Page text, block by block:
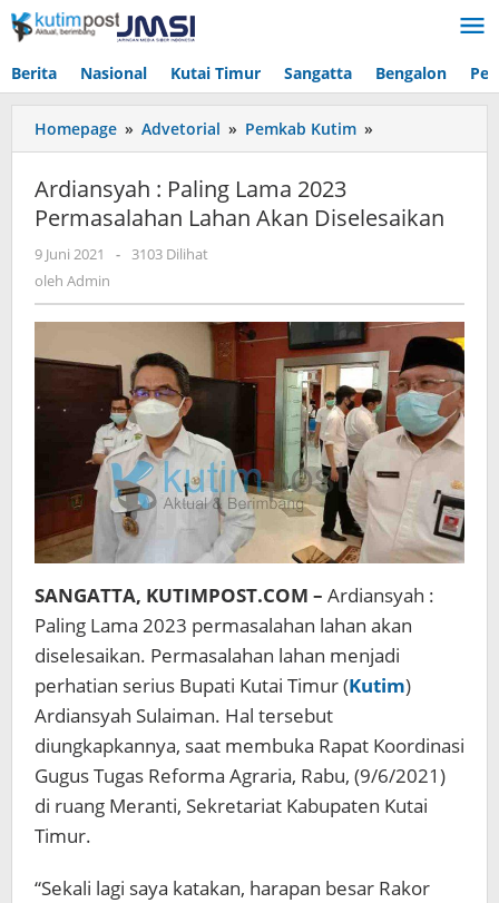
Lewati
ke
Berita Nasional Kutai Timur Sangatta Bengalon
Homepage » Advetorial » Pemkab Kutim »
:
2023
Ardiansyah : Paling Lama 2023
Permasalahan Lahan Akan Diselesaikan
9 Juni 2021
oleh
- 3103 Dilihat
oleh Admin
SANGATTA, KUTIMPOST.COM – Ardiansyah :
Paling Lama 2023 permasalahan lahan akan
diselesaikan. Permasalahan lahan menjadi
perhatian serius Bupati Kutai Timur (Kutim)
Ardiansyah Sulaiman. Hal tersebut
diungkapkannya, saat membuka Rapat Koordinasi
Gugus Tugas Reforma Agraria, Rabu, (9/6/2021)
di ruang Meranti, Sekretariat Kabupaten Kutai
Timur.
“Sekali lagi saya katakan, harapan besar Rakor